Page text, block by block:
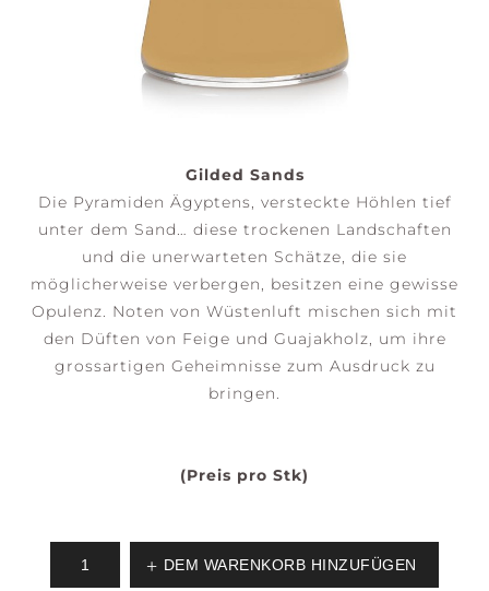
Gilded Sands
Die Pyramiden Ägyptens, versteckte Höhlen tief
unter dem Sand… diese trockenen Landschaften
und die unerwarteten Schätze, die sie
möglicherweise verbergen, besitzen eine gewisse
Opulenz. Noten von Wüstenluft mischen sich mit
den Düften von Feige und Guajakholz, um ihre
grossartigen Geheimnisse zum Ausdruck zu
bringen.
(Preis pro Stk)
DEM WARENKORB HINZUFÜGEN